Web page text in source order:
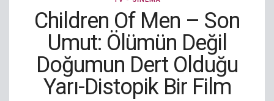
Children Of Men – Son
Umut: Ölümün Değil
Doğumun Dert Olduğu
Yarı-Distopik Bir Film